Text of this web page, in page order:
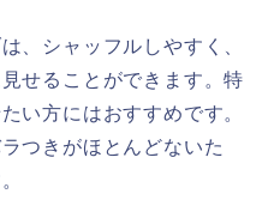
、シャッフルしやすく、
せることができます。特
い方にはおすすめです。
つきがほとんどないた